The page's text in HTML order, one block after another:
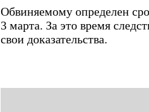
Обвиняемому определен
3 марта. За это время
свои доказательства.